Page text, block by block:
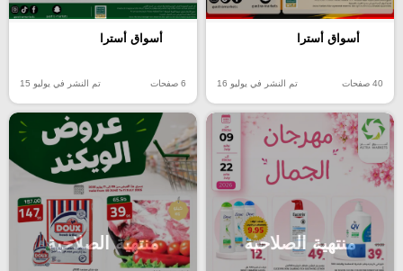
أسواق أسترا
40 صفحات تم النشر في يوليو 16
أسواق أسترا
6 صفحات تم النشر في يوليو 15
منتهية الصلاحية منتهية الصلاحية